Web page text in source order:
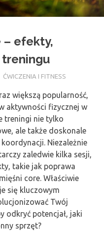
– efekty,
ĆWICZENIA I FITNESS
większą popularność,
aktywności fizycznej w
treningi nie tylko
ale także doskonale
Niezależnie
zaledwie kilka sesji,
takie jak poprawa
core. Właściwie
się kluczowym
Twój
odkryć potencjał, jaki
sprzęt?